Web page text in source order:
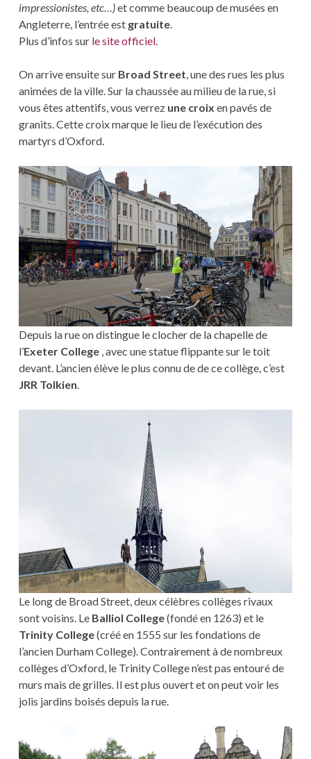
impressionistes, etc…)et comme beaucoup de musées en
Angleterre, l’entrée est gratuite.
Plus d’infos sur le site officiel.
On arrive ensuite sur Broad Street, une des rues les plus
animées de la ville. Sur la chaussée au milieu de la rue, si
vous êtes attentifs, vous verrez une croix en pavés de
granits. Cette croix marque le lieu de l’exécution des
martyrs d’Oxford.
Depuis la rue on distingue le clocher de la chapelle de
l’Exeter College, avec une statue flippante sur le toit
devant. L’ancien élève le plus connu de de ce collège, c’est
JRR Tolkien.
Le long de Broad Street, deux célèbres collèges rivaux
sont voisins. Le Balliol College(fondé en 1263) et le
Trinity College(créé en 1555 sur les fondations de
l’ancien Durham College). Contrairement à de nombreux
collèges d’Oxford, le Trinity College n’est pas entouré de
murs mais de grilles. Il est plus ouvert et on peut voir les
jolis jardins boisés depuis la rue.